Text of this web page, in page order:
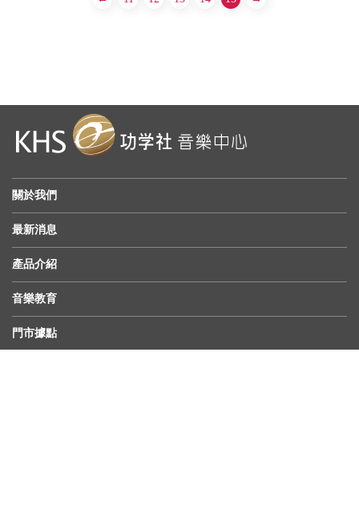
關於我們
最新消息
產品介紹
音樂教育
門市據點